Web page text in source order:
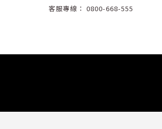
客服專線： 0800-668-555